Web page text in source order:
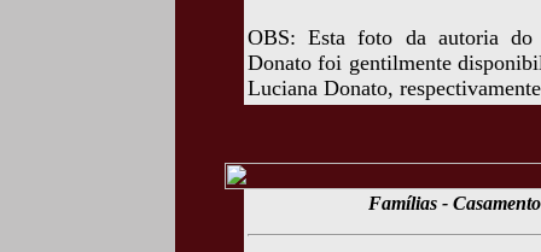
OBS: Esta foto da autoria do
Donato foi gentilmente
Luciana Donato,
Famílias -